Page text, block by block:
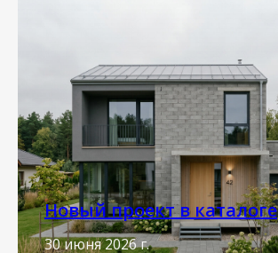
Новый проект в каталоге
30 июня 2026 г.